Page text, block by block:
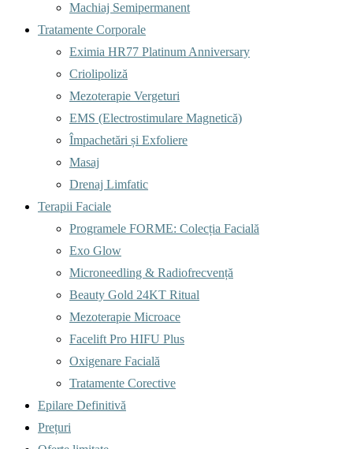
Machiaj Semipermanent
Tratamente Corporale
Eximia HR77 Platinum Anniversary
Criolipoliză
Mezoterapie Vergeturi
EMS (Electrostimulare Magnetică)
Împachetări și Exfoliere
Masaj
Drenaj Limfatic
Terapii Faciale
Programele FORME: Colecția Facială
Exo Glow
Microneedling & Radiofrecvență
Beauty Gold 24KT Ritual
Mezoterapie Microace
Facelift Pro HIFU Plus
Oxigenare Facială
Tratamente Corective
Epilare Definitivă
Prețuri